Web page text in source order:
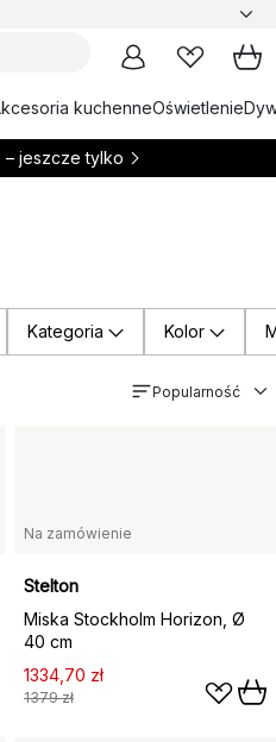
kuchenneOświetlenie
– jeszcze tylko
Kategoria Kolor
Popularność
Na zamówienie
Stelton
Miska Stockholm Horizon, Ø
40 cm
1334,70 zł
1379 zł